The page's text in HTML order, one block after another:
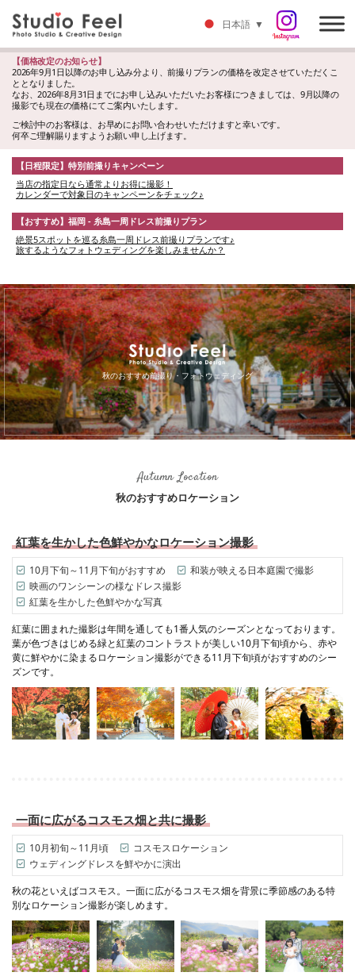
【価格改定のお知らせ】
2026年9月1日以降のお申し込み分より、前撮りプランの価格を改定させていただくこ
ととなりました。
なお、2026年8月31日までにお申し込みいただいたお客様につきましては、9月以降の
撮影でも現在の価格にてご案内いたします。
ご検討中のお客様は、お早めにお問い合わせいただけますと幸いです。
何卒ご理解賜りますようお願い申し上げます。
【日程限定】特別前撮りキャンペーン
当店の指定日なら通常よりお得に撮影！
カレンダーで対象日のキャンペーンをチェック♪
【おすすめ】福岡 - 糸島一周ドレス前撮りプラン
絶景5スポットを巡る糸島一周ドレス前撮りプランです♪
旅するようなフォトウェディングを楽しみませんか？
秋のおすすめ前撮り・フォトウェディング
Autumn Location
秋のおすすめロケーション
紅葉を生かした色鮮やかなロケーション撮影
10月下旬～11月下旬がおすすめ
和装が映える日本庭園で撮影
映画のワンシーンの様なドレス撮影
紅葉を生かした色鮮やかな写真
紅葉に囲まれた撮影は年間を通しても1番人気のシーズンとなっております。
葉が色づきはじめる緑と紅葉のコントラストが美しい10月下旬頃から、赤や
黄に鮮やかに染まるロケーション撮影ができる11月下旬頃がおすすめのシー
ズンです。
一面に広がるコスモス畑と共に撮影
10月初旬～11月頃
コスモスロケーション
ウェディングドレスを鮮やかに演出
秋の花といえばコスモス。一面に広がるコスモス畑を背景に季節感のある特
別なロケーション撮影が楽しめます。
日本語 ▼